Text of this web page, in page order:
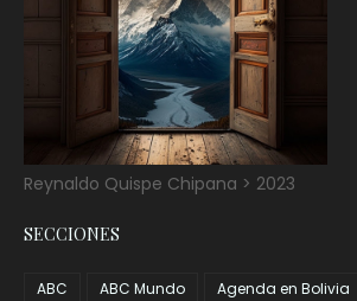
Reynaldo Quispe Chipana > 2023
SECCIONES
ABC ABC Mundo Agenda en Bolivia